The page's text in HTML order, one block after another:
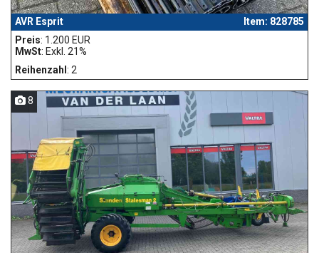
AVR Esprit
Item: 828785
Preis: 1.200 EUR
MwSt: Exkl. 21%
Reihenzahl : 2
8